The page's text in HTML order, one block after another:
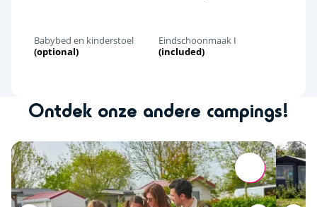
Babybed en kinderstoel
(optional)
Eindschoonmaak I
(included)
Ontdek onze andere campings!